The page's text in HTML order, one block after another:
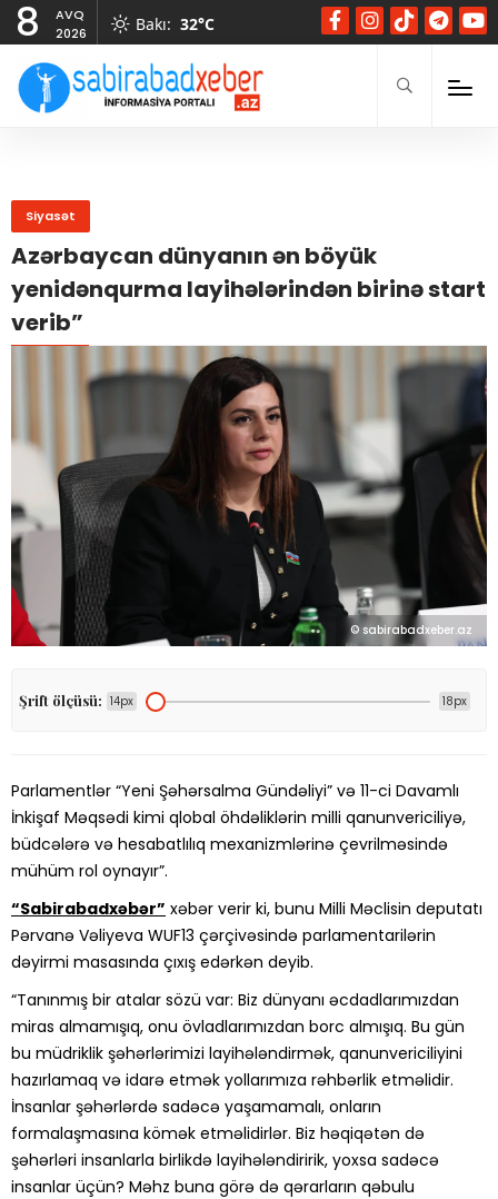
8
AVQ
2026
Bakı: 32°C
Siyasət
Azərbaycan dünyanın ən böyük
yenidənqurma layihələrindən birinə start
verib”
© sabirabadxeber.az
Şrift ölçüsü: 14px 18px
Parlamentlər “Yeni Şəhərsalma Gündəliyi” və 11-ci Davamlı
İnkişaf Məqsədi kimi qlobal öhdəliklərin milli qanunvericiliyə,
büdcələrə və hesabatlılıq mexanizmlərinə çevrilməsində
mühüm rol oynayır”.
“Sabirabadxəbər” xəbər verir ki, bunu Milli Məclisin deputatı
Pərvanə Vəliyeva WUF13 çərçivəsində parlamentarilərin
dəyirmi masasında çıxış edərkən deyib.
“Tanınmış bir atalar sözü var: Biz dünyanı əcdadlarımızdan
miras almamışıq, onu övladlarımızdan borc almışıq. Bu gün
bu müdriklik şəhərlərimizi layihələndirmək, qanunvericiliyini
hazırlamaq və idarə etmək yollarımıza rəhbərlik etməlidir.
İnsanlar şəhərlərdə sadəcə yaşamamalı, onların
formalaşmasına kömək etməlidirlər. Biz həqiqətən də
şəhərləri insanlarla birlikdə layihələndiririk, yoxsa sadəcə
insanlar üçün? Məhz buna görə də qərarların qəbulu